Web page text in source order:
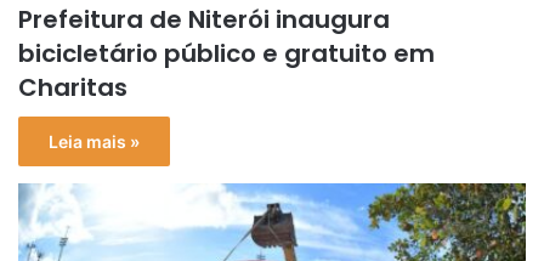
Prefeitura de Niterói inaugura
bicicletário público e gratuito em
Charitas
Leia mais »